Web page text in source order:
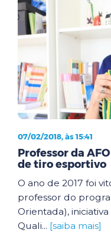
07/02/2018, às 15:41
Professor da
de tiro esportivo
O ano de 2017 foi
professor do
Orientada),
Quali... [saiba mais]